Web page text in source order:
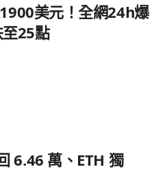
美元！全網24h爆
25點
6.46 萬、ETH 獨